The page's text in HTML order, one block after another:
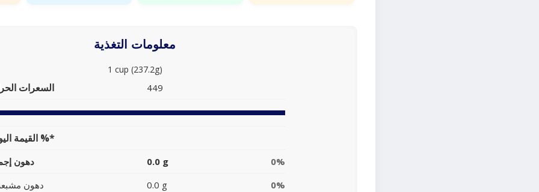
معلومات التغذية
1 cup (237.2g)
السعرات 449
القيمة اليومية %*
دهون 0.0 g
0%
دهون
0.0 g
0%